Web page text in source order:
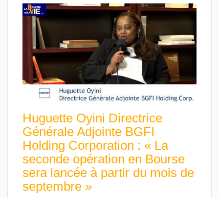
Huguette Oyini Directrice
Générale Adjointe BGFI
Holding Corporation : « La
seconde opération en Bourse
sera lancée à partir du mois de
septembre »